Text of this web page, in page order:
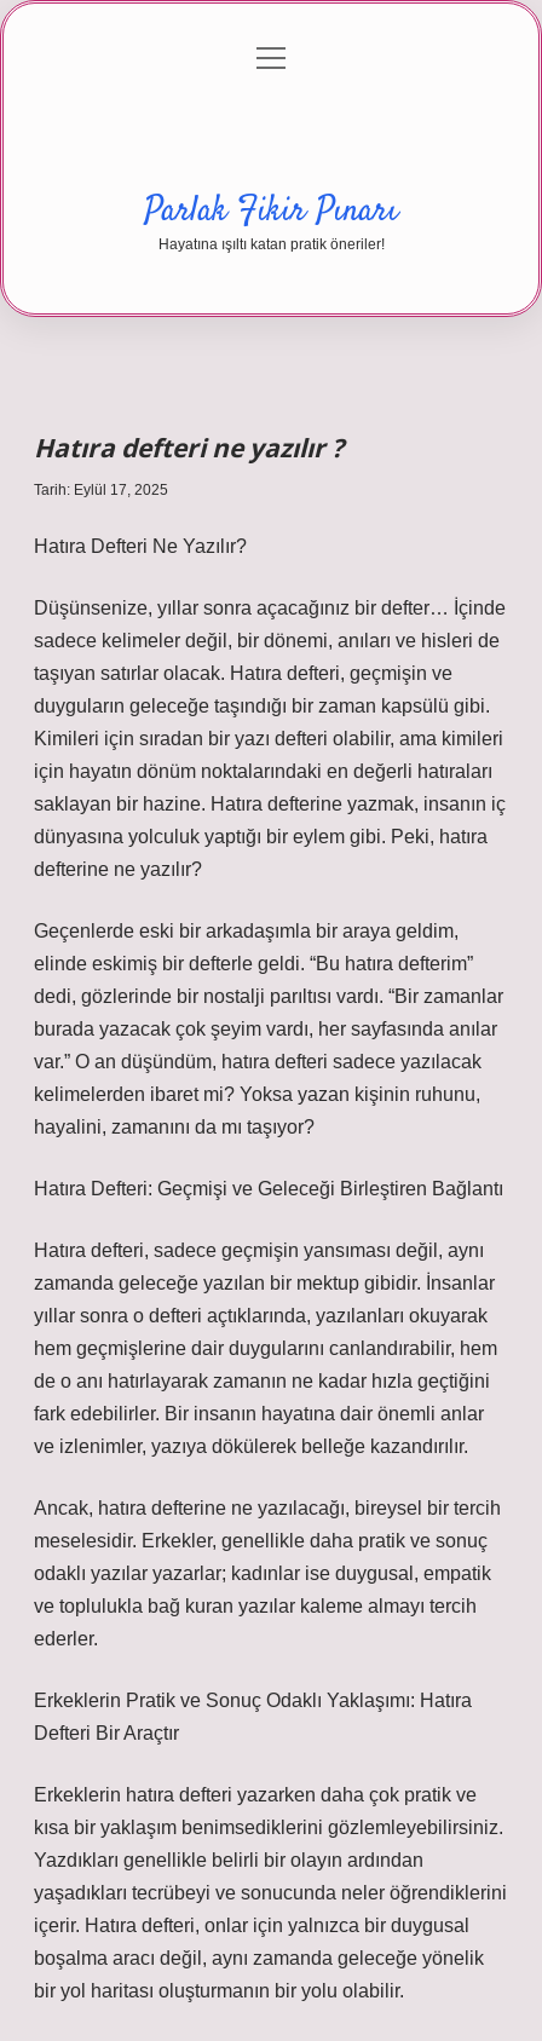
Gizlilik Politikası
menüyü
Parlak Fikir Pınarı
Hayatına ışıltı katan pratik öneriler!
Hatıra defteri ne yazılır ?
Tarih: Eylül 17, 2025
Hatıra Defteri Ne Yazılır?
Düşünsenize, yıllar sonra açacağınız bir defter… İçinde
sadece kelimeler değil, bir dönemi, anıları ve hisleri de
taşıyan satırlar olacak. Hatıra defteri, geçmişin ve
duyguların geleceğe taşındığı bir zaman kapsülü gibi.
Kimileri için sıradan bir yazı defteri olabilir, ama kimileri
için hayatın dönüm noktalarındaki en değerli hatıraları
saklayan bir hazine. Hatıra defterine yazmak, insanın iç
dünyasına yolculuk yaptığı bir eylem gibi. Peki, hatıra
defterine ne yazılır?
Geçenlerde eski bir arkadaşımla bir araya geldim,
elinde eskimiş bir defterle geldi. “Bu hatıra defterim”
dedi, gözlerinde bir nostalji parıltısı vardı. “Bir zamanlar
burada yazacak çok şeyim vardı, her sayfasında anılar
var.” O an düşündüm, hatıra defteri sadece yazılacak
kelimelerden ibaret mi? Yoksa yazan kişinin ruhunu,
hayalini, zamanını da mı taşıyor?
Hatıra Defteri: Geçmişi ve Geleceği Birleştiren Bağlantı
Hatıra defteri, sadece geçmişin yansıması değil, aynı
zamanda geleceğe yazılan bir mektup gibidir. İnsanlar
yıllar sonra o defteri açtıklarında, yazılanları okuyarak
hem geçmişlerine dair duygularını canlandırabilir, hem
de o anı hatırlayarak zamanın ne kadar hızla geçtiğini
fark edebilirler. Bir insanın hayatına dair önemli anlar
ve izlenimler, yazıya dökülerek belleğe kazandırılır.
Ancak, hatıra defterine ne yazılacağı, bireysel bir tercih
meselesidir. Erkekler, genellikle daha pratik ve sonuç
odaklı yazılar yazarlar; kadınlar ise duygusal, empatik
ve toplulukla bağ kuran yazılar kaleme almayı tercih
ederler.
Erkeklerin Pratik ve Sonuç Odaklı Yaklaşımı: Hatıra
Defteri Bir Araçtır
Erkeklerin hatıra defteri yazarken daha çok pratik ve
kısa bir yaklaşım benimsediklerini gözlemleyebilirsiniz.
Yazdıkları genellikle belirli bir olayın ardından
yaşadıkları tecrübeyi ve sonucunda neler öğrendiklerini
içerir. Hatıra defteri, onlar için yalnızca bir duygusal
boşalma aracı değil, aynı zamanda geleceğe yönelik
bir yol haritası oluşturmanın bir yolu olabilir.